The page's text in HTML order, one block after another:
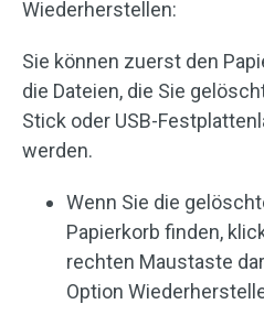
Wiederherstellen:
Sie können zuerst den
die Dateien, die Sie
Stick oder USB-
werden.
Wenn Sie die
Papierkorb finden,
rechten Maustaste
Option